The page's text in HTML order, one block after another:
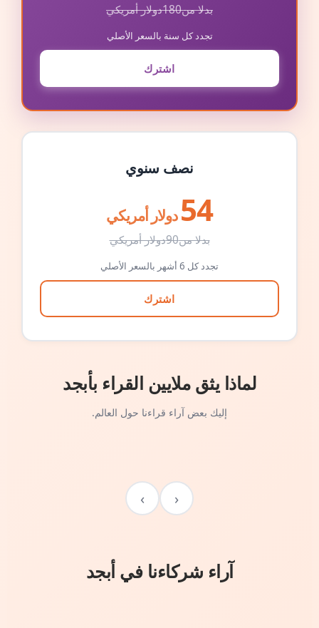
بدلا من180دولار أمريكي
تجدد كل سنة بالسعر الأصلي
اشترك
نصف سنوي
54 دولار أمريكي
بدلا من90دولار أمريكي
تجدد كل 6 أشهر بالسعر الأصلي
اشترك
لماذا يثق ملايين القراء بأبجد
إليك بعض آراء قراءنا حول العالم.
‹
›
آراء شركاءنا في أبجد